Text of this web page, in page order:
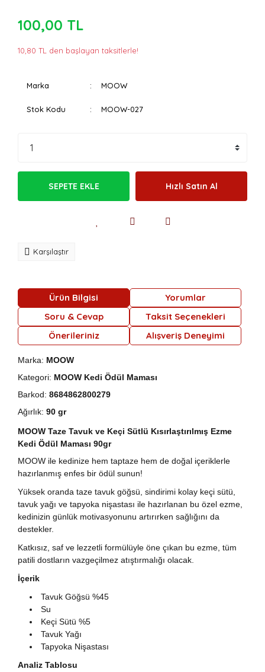
100,00 TL
10,80 TL den başlayan taksitlerle!
Marka MOOW
Stok Kodu MOOW-027
SEPETE EKLE Hızlı Satın Al
Karşılaştır
Ürün Bilgisi
Yorumlar
Soru & Cevap
Taksit Seçenekleri
Önerileriniz
Alışveriş Deneyimi
Marka: MOOW
Kategori: MOOW Kedi Ödül Maması
Barkod: 8684862800279
Ağırlık: 90 gr
MOOW Taze Tavuk ve Keçi Sütlü Kısırlaştırılmış Ezme
Kedi Ödül Maması 90gr
MOOW ile kedinize hem taptaze hem de doğal içeriklerle
hazırlanmış enfes bir ödül sunun!
Yüksek oranda taze tavuk göğsü, sindirimi kolay keçi sütü,
tavuk yağı ve tapyoka nişastası ile hazırlanan bu özel ezme,
kedinizin günlük motivasyonunu artırırken sağlığını da
destekler.
Katkısız, saf ve lezzetli formülüyle öne çıkan bu ezme, tüm
patili dostların vazgeçilmez atıştırmalığı olacak.
İçerik
Tavuk Göğsü %45
Su
Keçi Sütü %5
Tavuk Yağı
Tapyoka Nişastası
Analiz Tablosu